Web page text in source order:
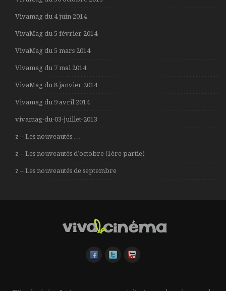
Vivamag du 4 juin 2014
VivaMag du 5 février 2014
VivaMag du 5 mars 2014
Vivamag du 7 mai 2014
VivaMag du 8 janvier 2014
Vivamag du 9 avril 2014
vivamag-du-03-juillet-2013
z – Les nouveautés …
z – Les nouveautés d’octobre (1ère partie)
z – Les nouveautés de septembre